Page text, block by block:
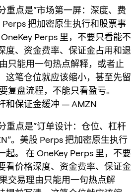
重点是“市场第一屏：深度、费
把加密原生执行和股票事
Perps 里，不要只看能不
度、资金费率、保证金占用和退
只能用一句热点解释，或者止
这笔仓位就应该缩小，甚至先留
复盘流程，不能只看盈亏。
和保证金缓冲 — AMZN
重点是“订单设计：仓位、杠杆
。美股 Perps 把加密原生执行
起。 在 OneKey Perps 里，不要
看价格深度、资金费率、保证金
交易理由只能用一句热点解